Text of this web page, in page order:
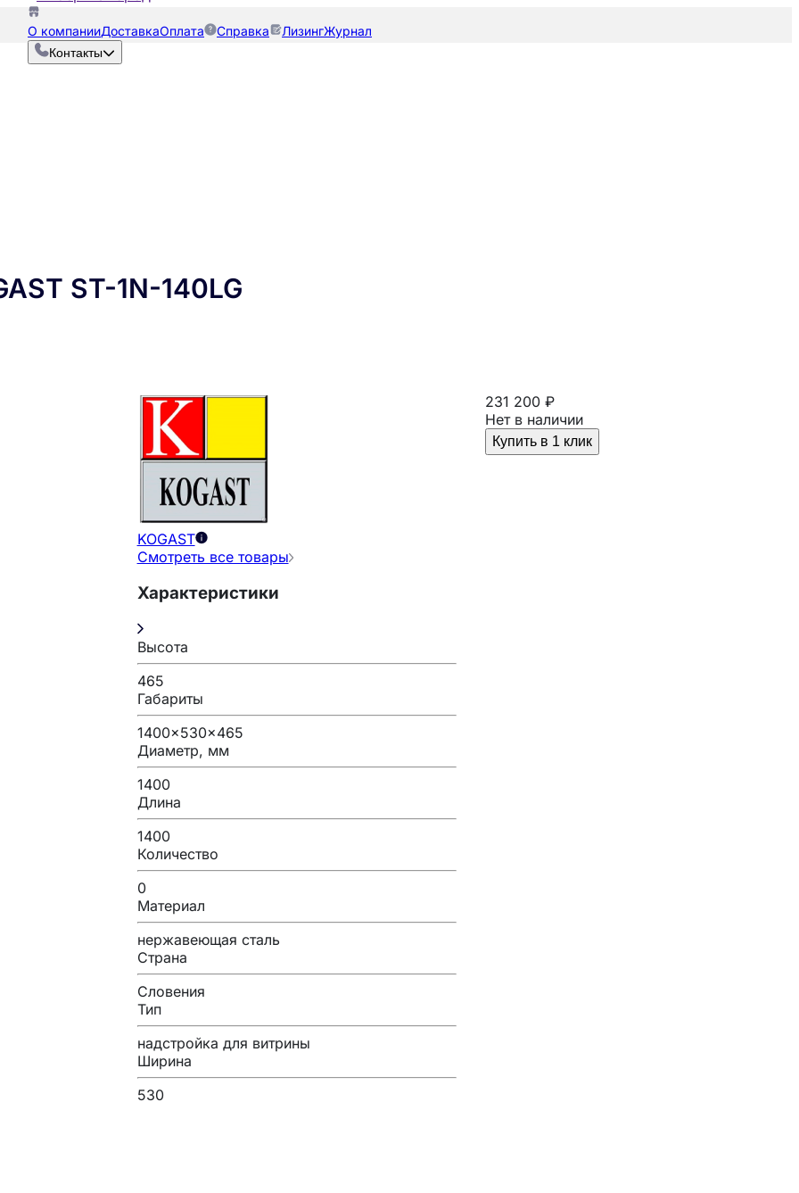
О компанииДоставкаОплата Справка ЛизингЖурнал
Контакты
ST-1N-140LG
KOGAST
Смотреть все товары
Характеристики
Высота
465
Габариты
1400x530x465
Диаметр, мм
1400
Длина
1400
Количество
0
Материал
нержавеющая сталь
Страна
Словения
Тип
надстройка для витрины
Ширина
530
231 200 ₽
Нет в наличии
Купить в 1 клик